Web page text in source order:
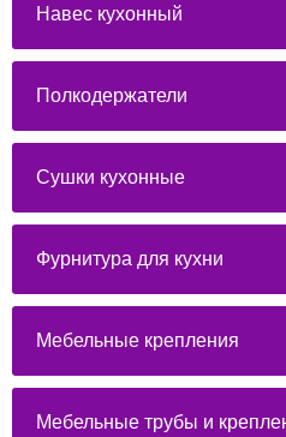
Навес кухонный
Полкодержатели
Сушки кухонные
Фурнитура для кухни
Мебельные крепления
Мебельные трубы и